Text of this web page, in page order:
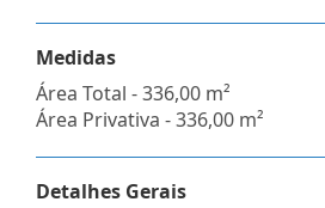
Medidas
Área Total - 336,00 m²
Área Privativa - 336,00 m²
Detalhes Gerais